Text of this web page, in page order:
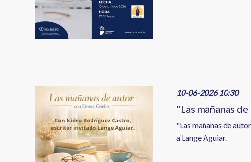
Image 10-06-2026 10:30
"Las mañanas
"Las mañanas de
a Lange Aguiar.